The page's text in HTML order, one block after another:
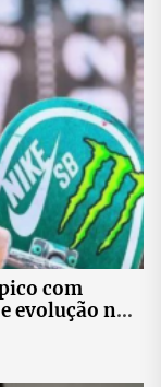
com
evolução no